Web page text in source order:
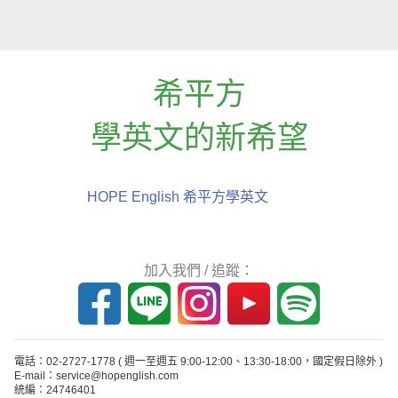
希平方
學英文的新希望
HOPE English 希平方學英文
加入我們 / 追蹤：
電話：02-2727-1778 ( 週一至週五 9:00-12:00、13:30-18:00，國定假日除外 )
E-mail：service@hopenglish.com
統編：24746401